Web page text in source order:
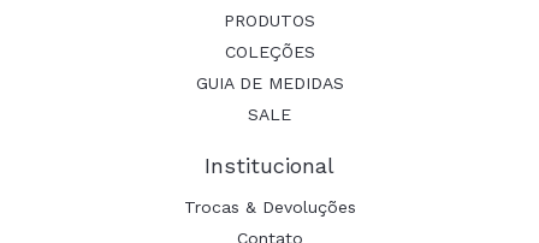
PRODUTOS
COLEÇÕES
GUIA DE MEDIDAS
SALE
Institucional
Trocas & Devoluções
Contato